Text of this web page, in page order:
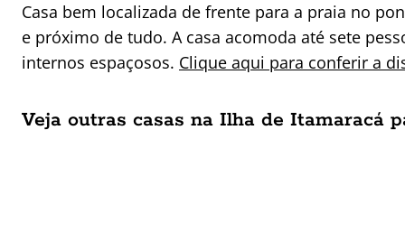
Casa bem localizada de frente para a praia no
e próximo de tudo. A casa acomoda até sete
internos espaçosos. Clique aqui para conferir a
Veja outras casas na Ilha de Itamaracá